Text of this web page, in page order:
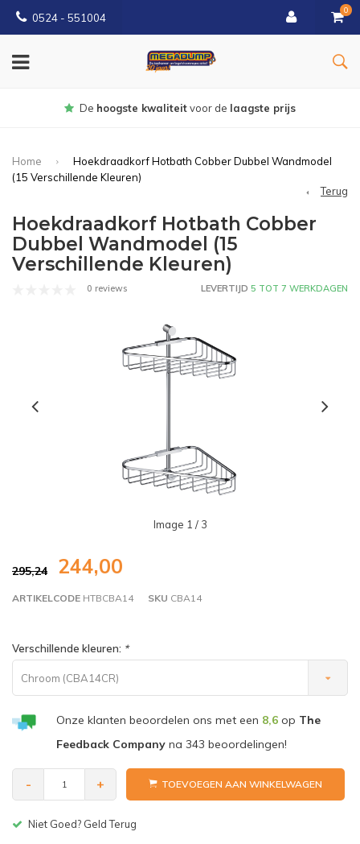
0524 - 551004
0
Gratisbezorgd vanaf €150
Home
Hoekdraadkorf Hotbath Cobber Dubbel Wandmodel
(15 Verschillende Kleuren)
Terug
Hoekdraadkorf Hotbath Cobber
Dubbel Wandmodel (15
Verschillende Kleuren)
0 reviews LEVERTIJD 5 TOT 7 WERKDAGEN
Image 1 / 3
295,24 244,00
ARTIKELCODE HTBCBA14 SKU CBA14
Verschillende kleuren: *
Chroom (CBA14CR)
Onze klanten beoordelen ons met een 8,6op The
Feedback Companyna 343 beoordelingen!
- + TOEVOEGEN AAN WINKELWAGEN
Gratis bezorgen v.a. € 150,-(NL)